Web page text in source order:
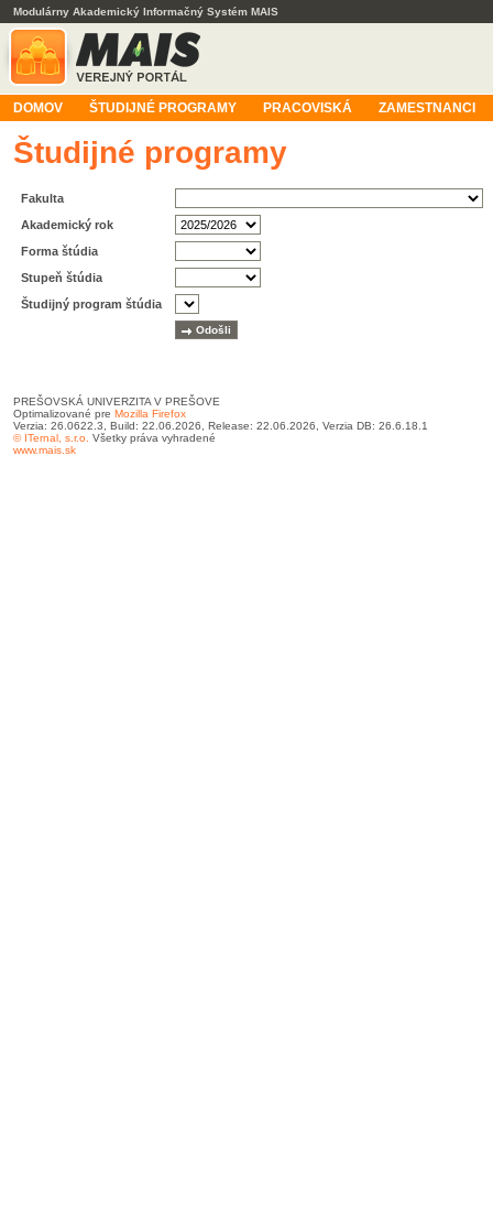
Modulárny Akademický Informačný Systém MAIS
DOMOV ŠTUDIJNÉ PROGRAMY PRACOVISKÁ ZAMESTNANCI
Študijné programy
Fakulta
Akademický rok
Forma štúdia
Stupeň štúdia
Študijný program štúdia
PREŠOVSKÁ UNIVERZITA V PREŠOVE
Optimalizované pre Mozilla Firefox
Verzia: 26.0622.3, Build: 22.06.2026, Release: 22.06.2026, Verzia DB: 26.6.18.1
© ITernal, s.r.o. Všetky práva vyhradené
www.mais.sk